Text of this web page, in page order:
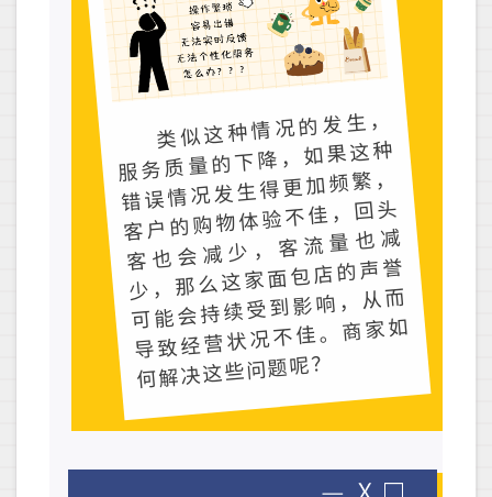
类似这种情况的发生，
服务质量的下降，如果这种
错误情况发生得更加频繁，
客户的购物体验不佳，回头
客
也
会
减
少
，
客
流
量
也减
少，那么这家面包店的声誉
可能会持续受到影响，从而
导致经营状况不佳。商家如
何解决这些问题呢？